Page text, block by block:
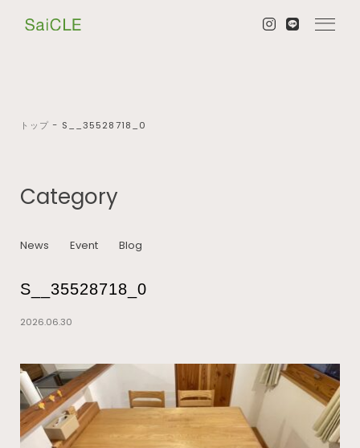
トップ − S__35528718_0
Category
News Event Blog
S__35528718_0
2026.06.30